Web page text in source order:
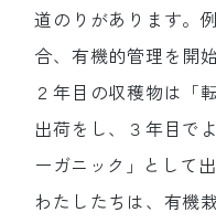
道のりがあります。
合、有機的管理を開
２年目の収穫物は「
出荷をし、３年目で
ーガニック」として
わたしたちは、有機